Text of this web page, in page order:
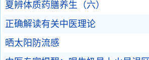
夏辨体质药膳养生（六）
正确解读有关中医理论
晒太阳防流感